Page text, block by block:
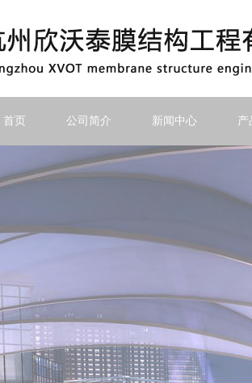
首页 公司简介 新闻中心 产